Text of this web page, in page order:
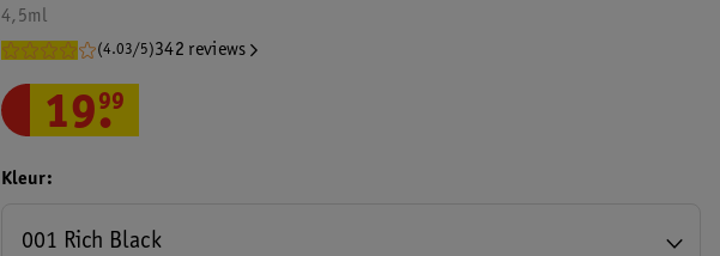
4,5ml
(4.03/5)342 reviews
19.
99
Kleur
001 Rich Black